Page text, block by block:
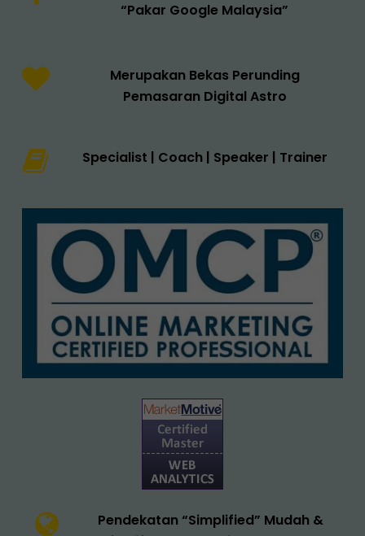
“Pakar Google Malaysia”
Merupakan Bekas Perunding
Pemasaran Digital Astro
Specialist | Coach | Speaker | Trainer
Pendekatan “Simplified” Mudah &